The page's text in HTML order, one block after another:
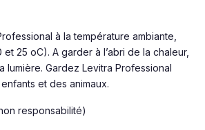
à la température ambiante,
25 oC). A garder à l’abri de la chaleur,
lumière. Gardez Levitra Professional
et des animaux.
responsabilité)